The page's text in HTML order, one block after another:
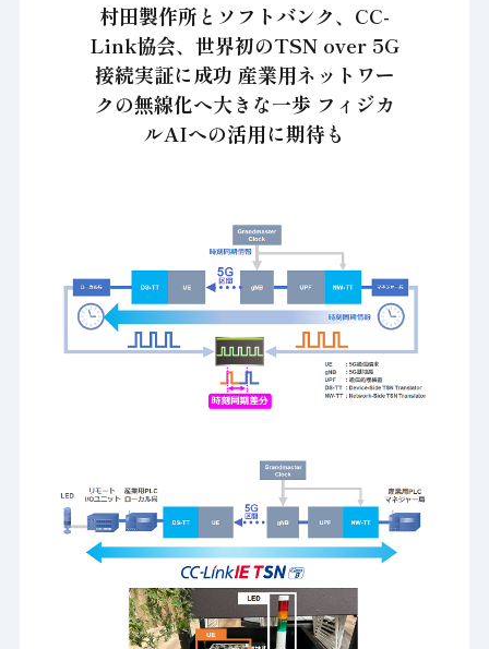
村田製作所とソフトバンク、CC-
Link協会、世界初のTSN over 5G
接続実証に成功 産業用ネットワー
クの無線化へ大きな一歩 フィジカ
ルAIへの活用に期待も